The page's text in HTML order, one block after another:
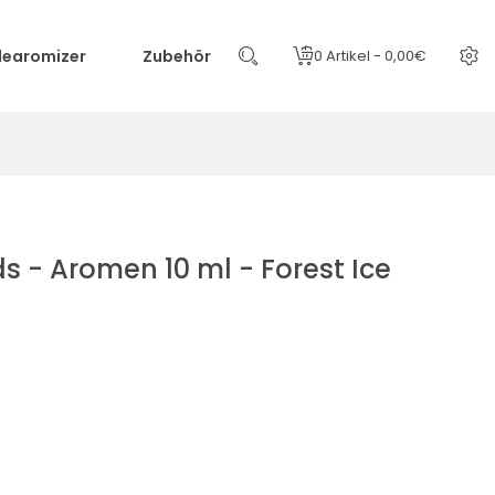
Zubehör 0 Artikel - 0,00€
- Aromen 10 ml - Forest Ice